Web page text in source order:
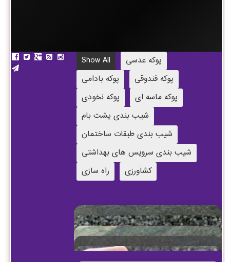
Show All
پوکه عدسی
پوکه بادامی
پوکه فندوقی
پوکه نخودی
پوکه ماسه ای
شیب بندی پشت بام
شیب بندی طبقات ساختمان
شیب بندی سرویس های بهداشتی
راه سازی
کشاورزی